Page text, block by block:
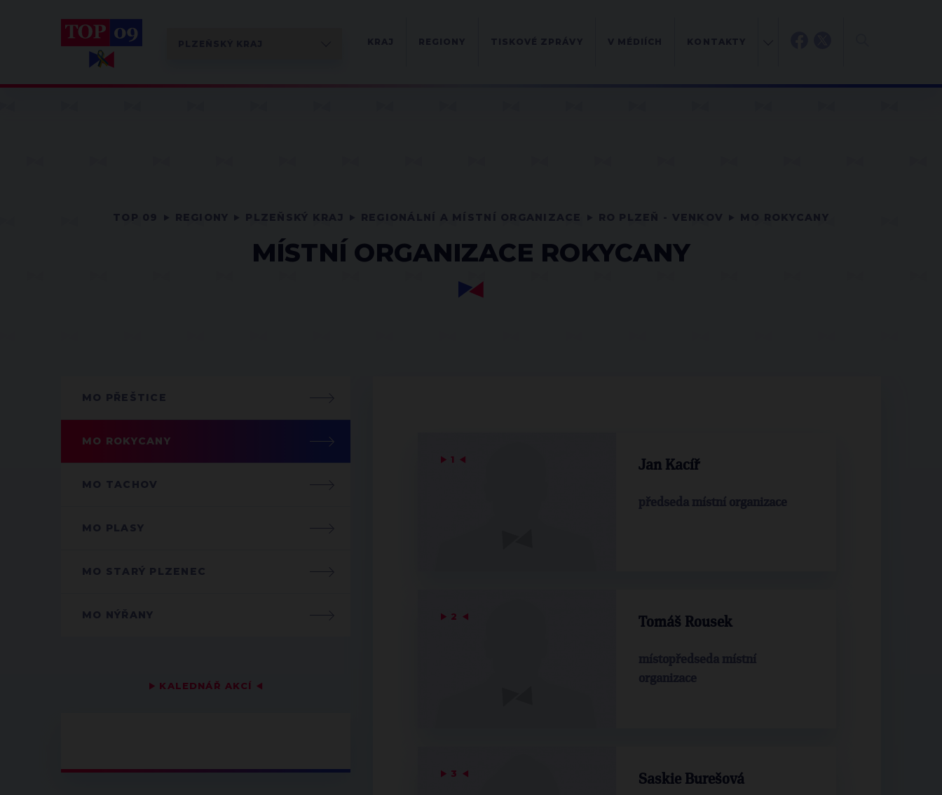
MÍSTNÍ ORGANIZACE ROKYCANY
MO PŘEŠTICE
MO ROKYCANY
MO TACHOV
MO PLASY
MO STARÝ PLZENEC
MO NÝŘANY
▶ KALEDNÁŘ AKCÍ ◀
▶ 1 ◀ Jan Kacíř
předseda místní organizace
▶ 2 ◀ Tomáš Rousek
místopředseda místní
organizace
▶ 3 ◀ Saskie Burešová